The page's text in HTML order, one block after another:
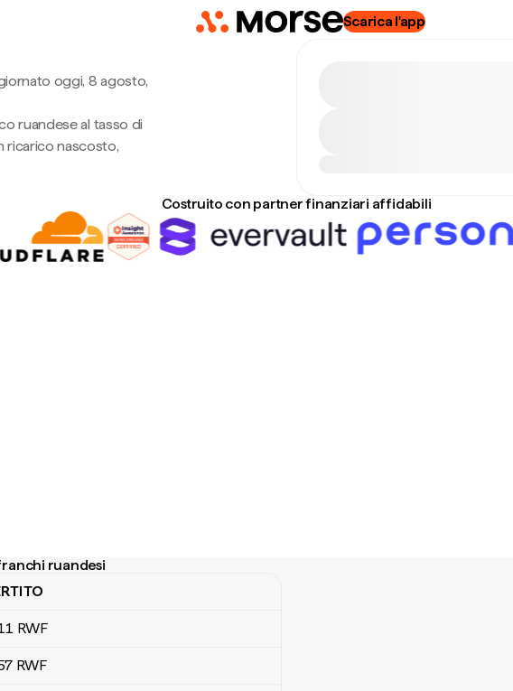
Scarica l'app
oggi, 8 agosto,
ruandese al tasso di
ricarico nascosto,
Costruito con partner finanziari affidabili
ruandesi
ruandesi
RWF
RWF